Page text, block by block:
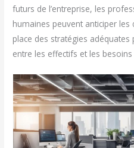
futurs de l’entreprise, les
humaines peuvent anticiper
place des stratégies
entre les effectifs et les besoins